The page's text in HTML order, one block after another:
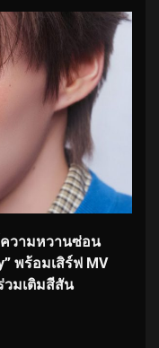
ความหวานซ่อน
พร้อมเสิร์ฟ MV
วมเติมสีสัน